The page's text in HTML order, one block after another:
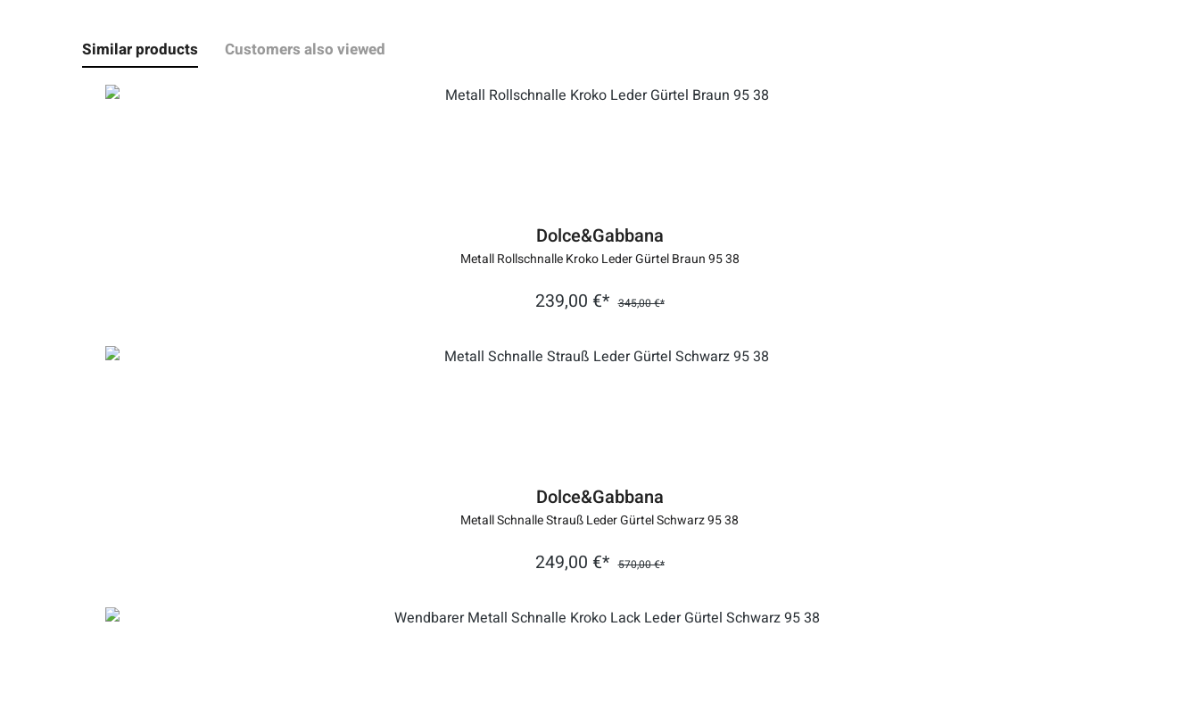
Similar products Customers also viewed
Dolce&Gabbana
Metall Rollschnalle Kroko Leder Gürtel Braun 95 38
239,00 €* 345,00 €*
Dolce&Gabbana
Metall Schnalle Strauß Leder Gürtel Schwarz 95 38
249,00 €* 570,00 €*